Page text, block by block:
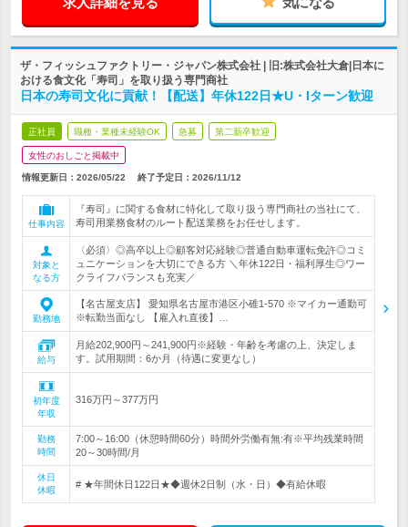
ザ・フィッシュファクトリー・ジャパン株式会社 | 旧:株式会社大倉|日本に
おける食文化「寿司」を取り扱う専門商社
日本の寿司文化に貢献！【配送】年休122日★U・Iターン歓迎
正社員 職種・業種未経験OK 急募 第二新卒歓迎
女性のおしごと掲載中
情報更新日：2026/05/22 終了予定日： 2026/11/12
仕事内容
『寿司』に関する食材に特化して取り扱う専門商社の当社にて、
寿司用業務食材のルート配送業務をお任せします。
対象と
なる方
〈必須〉◎高卒以上◎顧客対応経験◎普通自動車運転免許◎コミ
ュニケーションを大切にできる方 ＼年休122日・福利厚生◎ワー
クライフバランスも充実／
勤務地
【名古屋支店】 愛知県名古屋市港区小碓1-570 ※マイカー通勤可
※転勤当面なし 【雇入れ直後】…
給与
月給202,900円～241,900円※経験・年齢を考慮の上、決定しま
す。試用期間：6か月（待遇に変更なし）
初年度
年収
316万円～377万円
勤務
時間
7:00～16:00（休憩時間60分）時間外労働有無:有※平均残業時間
20～30時間/月
休日
休暇
# ★年間休日122日★◆週休2日制（水・日）◆有給休暇